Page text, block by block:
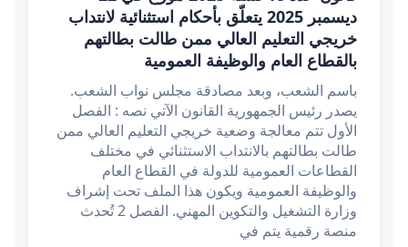
ديسمبر 2025 يتعلّق بأحكام استثنائية لانتداب
خريجي التعليم العالي ممن طالت بطالتهم
بالقطاع العام والوظيفة العمومية
باسم الشعب، وبعد مصادقة مجلس نواب الشعب.
يصدر رئيس الجمهورية القانون الآتي نصه : الفصل
الأول تتم معالجة وضعية خريجي التعليم العالي ممن
طالت بطالتهم بالانتداب الاستثنائي في مختلف
القطاعات العمومية للدولة في القطاع العام
والوظيفة العمومية ويكون هذا الملف تحت إشراف
وزارة التشغيل والتكوين المهني. الفصل 2 تُحدث
منصة رقمية يتم في